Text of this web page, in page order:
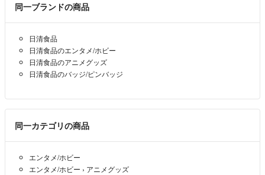
同一ブランドの商品
日清食品
日清食品のエンタメ/ホビー
日清食品のアニメグッズ
日清食品のバッジ/ピンバッジ
同一カテゴリの商品
エンタメ/ホビー
エンタメ/ホビー › アニメグッズ